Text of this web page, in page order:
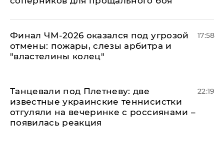
Финал ЧМ-2026 оказался под угрозой
отмены: пожары, слезы арбитра и
"властелины колец"
17:58
Танцевали под Плетневу: две
известные украинские теннисистки
отгуляли на вечеринке с россиянами –
появилась реакция
22:19